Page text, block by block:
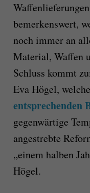
bemerkenswert,
noch immer an
Material, Waffen
Schluss kommt
Eva Högel,
entsprechenden
gegenwärtige
angestrebte
„einem halben
Högel.